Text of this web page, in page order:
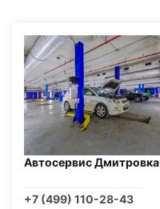
Автосервис Дмитровка
+7 (499) 110-28-43